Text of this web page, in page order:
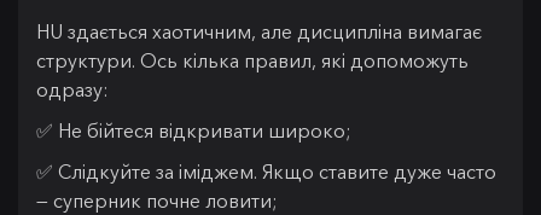
HU здається хаотичним, але дисципліна вимагає
структури. Ось кілька правил, які допоможуть
одразу:
✅ Не бійтеся відкривати широко;
✅ Слідкуйте за іміджем. Якщо ставите дуже часто
— суперник почне ловити;